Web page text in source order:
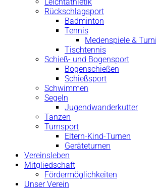
Rückschlagsport
Badminton
Tennis
Medenspiele &
Tischtennis
Schieß- und Bogensport
Bogenschießen
Schießsport
Schwimmen
Segeln
Jugendwanderkutter
Tanzen
Turnsport
Eltern-Kind-Turnen
Geräteturnen
Vereinsleben
Mitgliedschaft
Fördermöglichkeiten
Unser Verein